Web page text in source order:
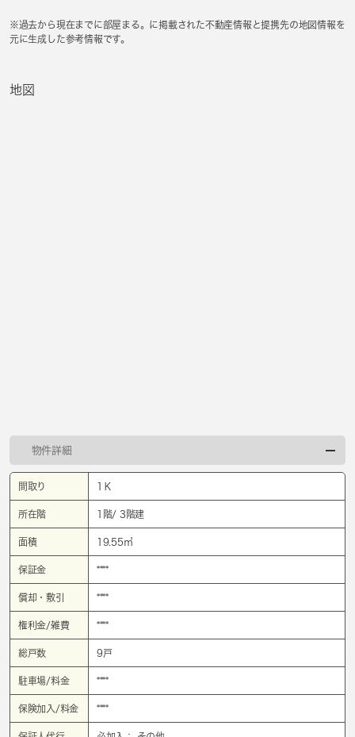
※過去から現在までに部屋まる。に掲載された不動産情報と提携先の地図情報を
元に生成した参考情報です。
地図
物件詳細
間取り 1Ｋ
所在階 1階/ 3階建
面積 19.55㎡
保証金 ****
償却・敷引 ****
権利金/雑費 ****
総戸数 9戸
駐車場/料金 ****
保険加入/料金 ****